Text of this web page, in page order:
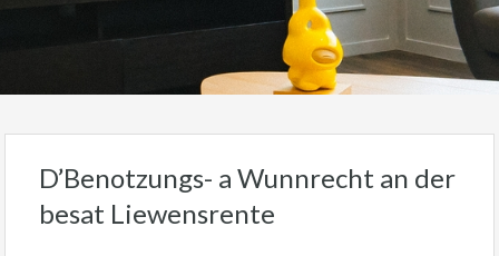
D’Benotzungs- a Wunnrecht an der
besat Liewensrente